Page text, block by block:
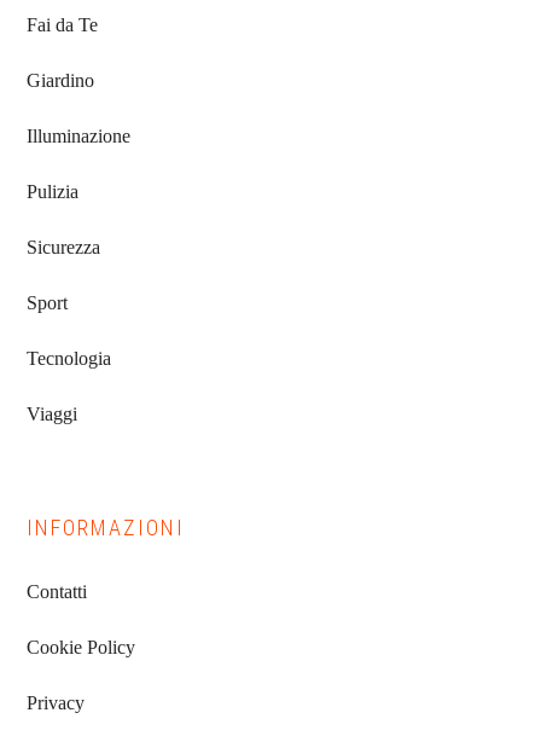
Fai da Te
Giardino
Illuminazione
Pulizia
Sicurezza
Sport
Tecnologia
Viaggi
INFORMAZIONI
Contatti
Cookie Policy
Privacy